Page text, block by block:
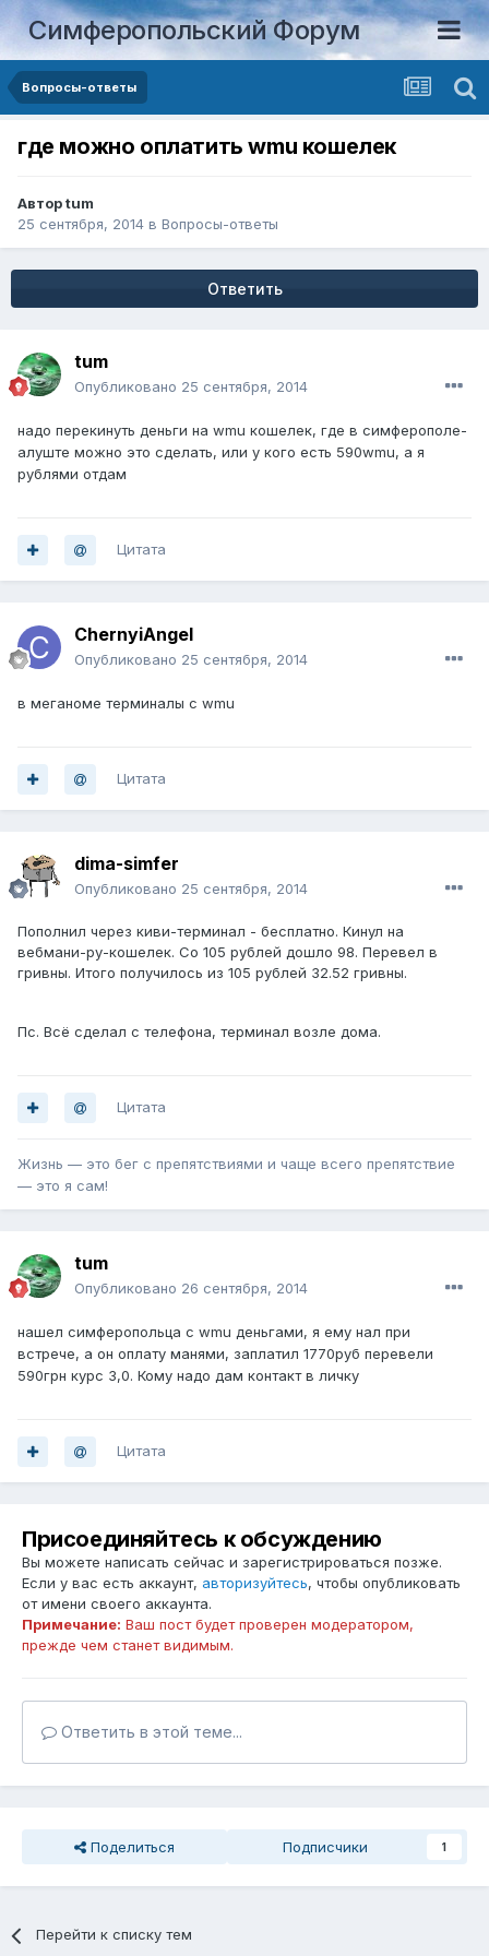
Симферопольский Форум
Вопросы-ответы
где можно оплатить wmu кошелек
Авторtum
25 сентября, 2014 в Вопросы-ответы
Ответить
tum
Опубликовано 25 сентября, 2014
надо перекинуть деньги на wmu кошелек, где в симферополе-
алуште можно это сделать, или у кого есть 590wmu, а я
рублями отдам
Цитата
ChernyiAngel
Опубликовано 25 сентября, 2014
в меганоме терминалы с wmu
Цитата
dima-simfer
Опубликовано 25 сентября, 2014
Пополнил через киви-терминал - бесплатно. Кинул на
вебмани-ру-кошелек. Со 105 рублей дошло 98. Перевел в
гривны. Итого получилось из 105 рублей 32.52 гривны.
Пс. Всё сделал с телефона, терминал возле дома.
Цитата
Жизнь — это бег с препятствиями и чаще всего препятствие
— это я сам!
tum
Опубликовано 26 сентября, 2014
нашел симферопольца с wmu деньгами, я ему нал при
встрече, а он оплату манями, заплатил 1770руб перевели
590грн курс 3,0. Кому надо дам контакт в личку
Цитата
Присоединяйтесь к обсуждению
Вы можете написать сейчас и зарегистрироваться позже.
Если у вас есть аккаунт, авторизуйтесь, чтобы опубликовать
от имени своего аккаунта.
Примечание: Ваш пост будет проверен модератором,
прежде чем станет видимым.
Ответить в этой теме...
Поделиться Подписчики 1
Перейти к списку тем